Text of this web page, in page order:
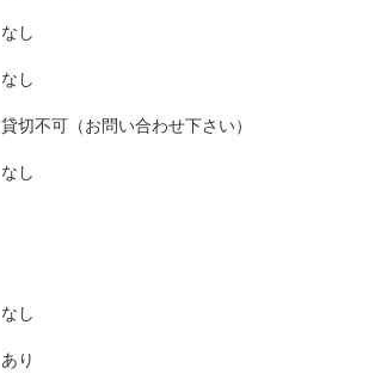
なし
なし
貸切不可（お問い合わせ下さい）
なし
なし
あり